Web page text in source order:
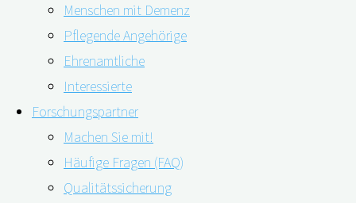
Menschen mit Demenz
Pflegende Angehörige
Ehrenamtliche
Interessierte
Forschungspartner
Machen Sie mit!
Häufige Fragen (FAQ)
Qualitätssicherung
23.03.2020
Gegen Demenz gibt es noch immer kein Heilmittel,
daher richtet sich der Blick bei der Behandlung der
Erkrankung verstärkt auf psychosoziale Therapien.